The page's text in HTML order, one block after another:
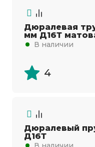
Дюралевая
мм Д16Т
В наличии
4
Дюралевый
Д16Т